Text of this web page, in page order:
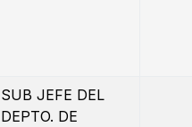
SUB JEFE DEL
DEPTO. DE